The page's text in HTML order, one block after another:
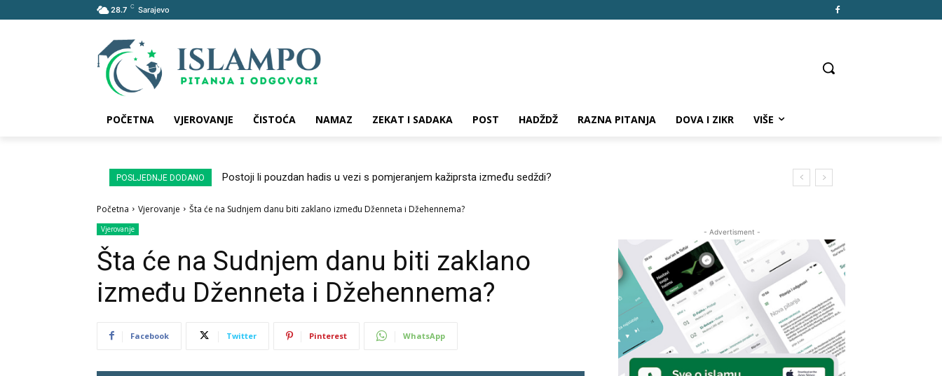
28.7 C Sarajevo
POČETNA VJEROVANJE ČISTOĆA NAMAZ ZEKAT I SADAKA POST HADŽDŽ RAZNA PITANJA DOVA I ZIKR VIŠE
POSLJEDNJE DODANO Postoji li pouzdan hadis u vezi s pomjeranjem kažiprsta između sedždi?
Početna Vjerovanje Šta će na Sudnjem danu biti zaklano između Dženneta i Džehennema?
Vjerovanje
Šta će na Sudnjem danu biti zaklano
između Dženneta i Džehennema?
Facebook Twitter Pinterest WhatsApp
- Advertisment -